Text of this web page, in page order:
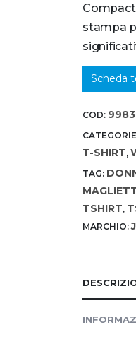
stampa
Scheda
COD:
T-SHIRT,
TAG:
TSHIRT,
MARCHIO: